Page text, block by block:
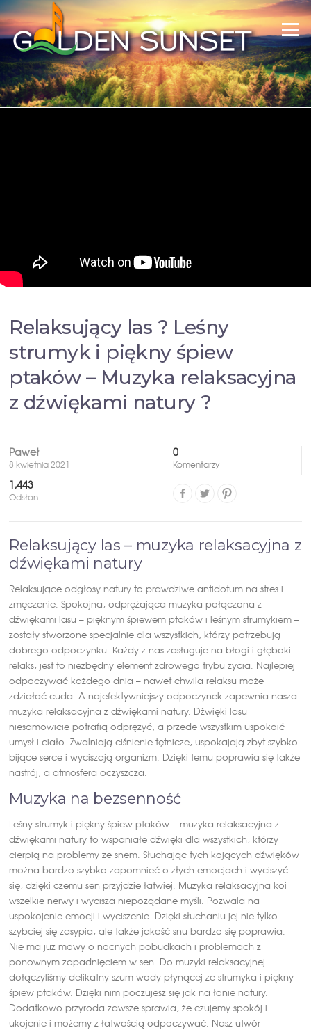
Skip to content
Menu
Relaksujący las ? Leśny
strumyk i piękny śpiew
ptaków – Muzyka relaksacyjna
z dźwiękami natury ?
Paweł
8 kwietnia 2021
0
Komentarzy
1,443
Odsłon
Relaksujący las – muzyka relaksacyjna z
dźwiękami natury
Relaksujące odgłosy natury to prawdziwe antidotum na stres i
zmęczenie. Spokojna, odprężająca muzyka połączona z
dźwiękami lasu – pięknym śpiewem ptaków i leśnym strumykiem –
zostały stworzone specjalnie dla wszystkich, którzy potrzebują
dobrego odpoczynku. Każdy z nas zasługuje na błogi i głęboki
relaks, jest to niezbędny element zdrowego trybu życia. Najlepiej
odpoczywać każdego dnia – nawet chwila relaksu może
zdziałać cuda. A najefektywniejszy odpoczynek zapewnia nasza
muzyka relaksacyjna z dźwiękami natury. Dźwięki lasu
niesamowicie potrafią odprężyć, a przede wszystkim uspokoić
umysł i ciało. Zwalniają ciśnienie tętnicze, uspokajają zbyt szybko
bijące serce i wyciszają organizm. Dzięki temu poprawia się także
nastrój, a atmosfera oczyszcza.
Muzyka na bezsenność
Leśny strumyk i piękny śpiew ptaków – muzyka relaksacyjna z
dźwiękami natury to wspaniałe dźwięki dla wszystkich, którzy
cierpią na problemy ze snem. Słuchając tych kojących dźwięków
można bardzo szybko zapomnieć o złych emocjach i wyciszyć
się, dzięki czemu sen przyjdzie łatwiej. Muzyka relaksacyjna koi
wszelkie nerwy i wycisza niepożądane myśli. Pozwala na
uspokojenie emocji i wyciszenie. Dzięki słuchaniu jej nie tylko
szybciej się zasypia, ale także jakość snu bardzo się poprawia.
Nie ma już mowy o nocnych pobudkach i problemach z
ponownym zapadnięciem w sen. Do muzyki relaksacyjnej
dołączyliśmy delikatny szum wody płynącej ze strumyka i piękny
śpiew ptaków. Dzięki nim poczujesz się jak na łonie natury.
Dodatkowo przyroda zawsze sprawia, że czujemy spokój i
ukojenie i możemy z łatwością odpoczywać. Nasz utwór